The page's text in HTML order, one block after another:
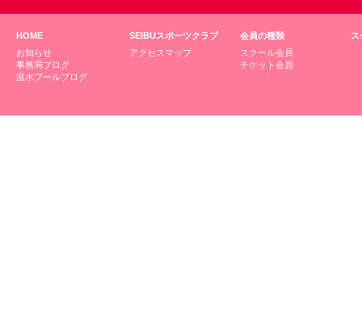
HOME
お知らせ
事務局ブログ
温水プールブログ
SEIBUスポーツクラブ
アクセスマップ
会員の種類
スクール会員
チケット会員